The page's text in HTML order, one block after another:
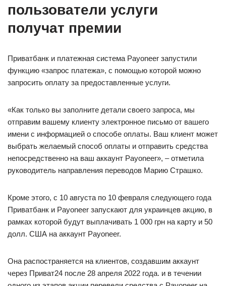
пользователи услуги
получат премии
Приватбанк и платежная система Payoneer запустили
функцию «запрос платежа», с помощью которой можно
запросить оплату за предоставленные услуги.
«Как только вы заполните детали своего запроса, мы
отправим вашему клиенту электронное письмо от вашего
имени с информацией о способе оплаты. Ваш клиент может
выбрать желаемый способ оплаты и отправить средства
непосредственно на ваш аккаунт Payoneer», – отметила
руководитель направления переводов Марию Страшко.
Кроме этого, с 10 августа по 10 февраля следующего года
Приватбанк и Payoneer запускают для украинцев акцию, в
рамках которой будут выплачивать 1 000 грн на карту и 50
долл. США на аккаунт Payoneer.
Она распостраняется на клиентов, создавшим аккаунт
через Приват24 после 28 апреля 2022 года. и в течении